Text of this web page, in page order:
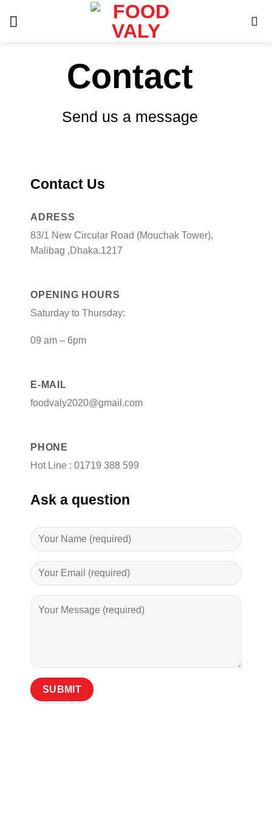
Contact
Send us a message
Contact Us
ADRESS
83/1 New Circular Road (Mouchak Tower),
Malibag ,Dhaka.1217
OPENING HOURS
Saturday to Thursday:
09 am – 6pm
E-MAIL
foodvaly2020@gmail.com
PHONE
Hot Line : 01719 388 599
Ask a question